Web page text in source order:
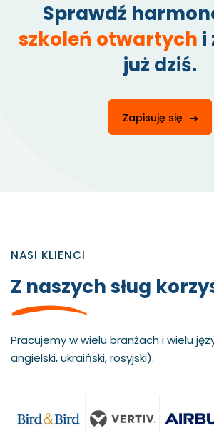
Sprawdź
szkoleń otwartych i
już dziś.
Zapisuję się
NASI KLIENCI
Z naszych sług
Pracujemy w wielu branżach i wielu
angielski, ukraiński, rosyjski).